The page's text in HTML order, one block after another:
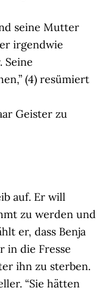
seine Mutter
irgendwie
Seine
(4) resümiert
Geister zu
auf. Er will
zu werden und
er, dass Benja
in die Fresse
ihn zu sterben.
“Sie hätten